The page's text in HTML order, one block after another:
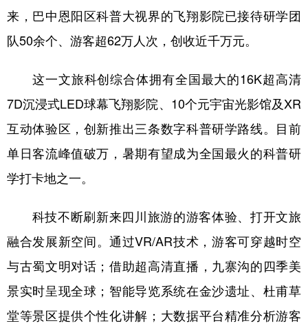
来，巴中恩阳区科普大视界的飞翔影院已接待研学团
队50余个、游客超62万人次，创收近千万元。
这一文旅科创综合体拥有全国最大的16K超高清
7D沉浸式LED球幕飞翔影院、10个元宇宙光影馆及XR
互动体验区，创新推出三条数字科普研学路线。目前
单日客流峰值破万，暑期有望成为全国最火的科普研
学打卡地之一。
科技不断刷新来四川旅游的游客体验、打开文旅
融合发展新空间。通过VR/AR技术，游客可穿越时空
与古蜀文明对话；借助超高清直播，九寨沟的四季美
景实时呈现全球；智能导览系统在金沙遗址、杜甫草
堂等景区提供个性化讲解；大数据平台精准分析游客